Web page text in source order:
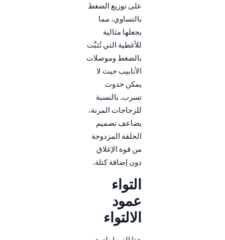
على توزيع الضغط
بالتساوي، مما
يجعلها مثالية
للأغطية التي تُثبَّت
بالضغط وموصلات
الأنابيب حيث لا
يمكن حدوث
تسرب. بالنسبة
للزجاجات المرنة،
يضاعف تصميم
الحلقة المزدوجة
من قوة الإغلاق
دون إضافة كتلة.
التواء
عمود
الالتواء